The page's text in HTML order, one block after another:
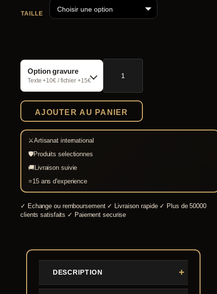
TAILLE
Option gravure
Texte +10€ / fichier +15€
quantité
Salade
casque
combat
2
mm
AJOUTER AU PANIER
⚔Artisanat international
🛡Produits selectionnes
🚚Livraison suivie
⭐15 ans d'experience
✓ Echange ou remboursement ✓ Livraison rapide ✓ Plus de 50000
clients satisfaits ✓ Paiement securise
DESCRIPTION